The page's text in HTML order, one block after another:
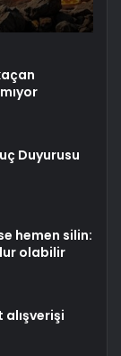
Duyurusu
hemen silin:
olabilir